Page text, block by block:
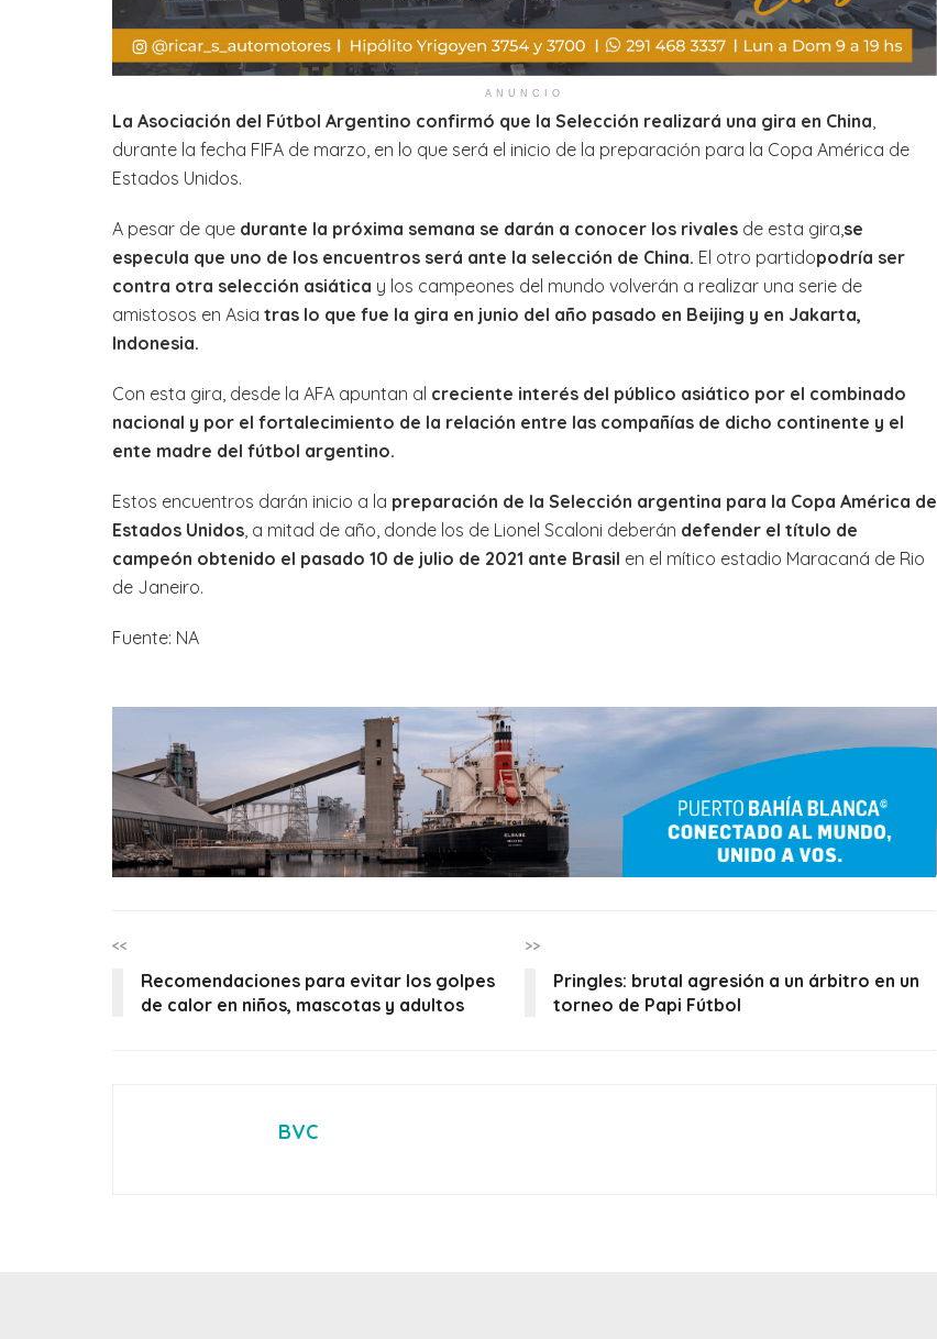
ANUNCIO
La Asociación del Fútbol Argentino confirmó que la Selección realizará una gira en China,
durante la fecha FIFA de marzo, en lo que será el inicio de la preparación para la Copa América de
Estados Unidos.
A pesar de que durante la próxima semana se darán a conocer los rivales de esta gira,se
especula que uno de los encuentros será ante la selección de China. El otro partidopodría ser
contra otra selección asiática y los campeones del mundo volverán a realizar una serie de
amistosos en Asia tras lo que fue la gira en junio del año pasado en Beijing y en Jakarta,
Indonesia.
Con esta gira, desde la AFA apuntan al creciente interés del público asiático por el combinado
nacional y por el fortalecimiento de la relación entre las compañías de dicho continente y el
ente madre del fútbol argentino.
Estos encuentros darán inicio a la preparación de la Selección argentina para la Copa América de
Estados Unidos, a mitad de año, donde los de Lionel Scaloni deberán defender el título de
campeón obtenido el pasado 10 de julio de 2021 ante Brasil en el mítico estadio Maracaná de Rio
de Janeiro.
Fuente: NA
<<
Recomendaciones para evitar los golpes
de calor en niños, mascotas y adultos
>>
Pringles: brutal agresión a un árbitro en un
torneo de Papi Fútbol
BVC